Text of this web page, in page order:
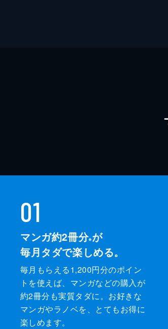
01
マンガ約2冊分※が
毎月タダで楽しめる。
毎月もらえる1,200円分のポイン
トを使えば、マンガなどの購入が
約2冊分も実質タダに。お好きな
マンガやラノベを、とてもお得に
楽しめます。